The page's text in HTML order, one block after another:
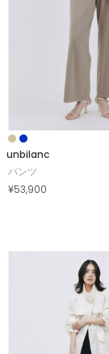
unbilanc
パンツ
¥53,900